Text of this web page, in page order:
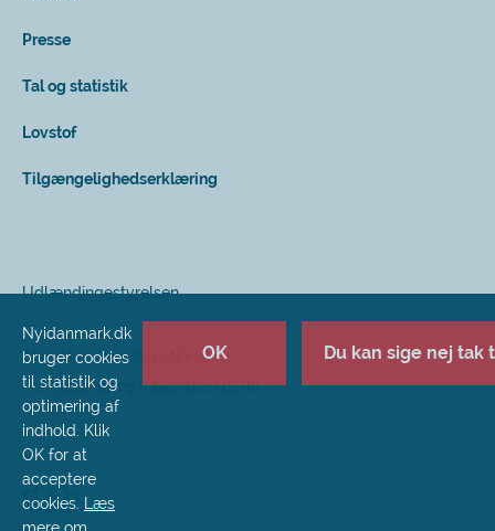
Presse
Tal og statistik
Lovstof
Tilgængelighedserklæring
Udlændingestyrelsen
Styrelsen for International
Rekruttering og Integration (SIRI)
Nyidanmark.dk
bruger cookies
til statistik og
optimering af
indhold. Klik
OK for at
acceptere
cookies.
Læs
OK Du kan sige nej tak